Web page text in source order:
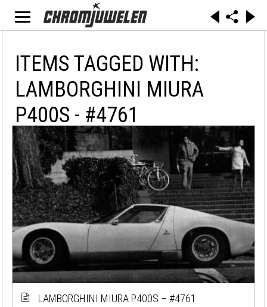
ITEMS TAGGED WITH:
LAMBORGHINI MIURA
P400S - #4761
LAMBORGHINI MIURA P400S – #4761